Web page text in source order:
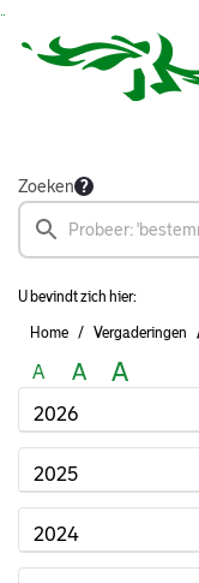
Zoeken
U bevindt zich hier:
Home Vergaderingen
A A A
2026
2025
2024